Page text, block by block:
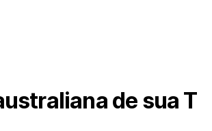
de sua T